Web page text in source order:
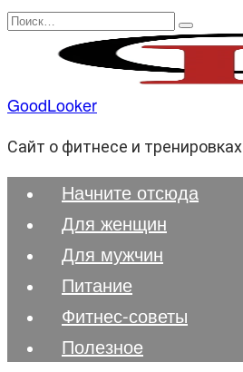
Перейти
содержанию
Search
GoodLooker
Сайт о фитнесе и тренировках
Начните отсюда
Для женщин
Для мужчин
Питание
Фитнес-советы
Полезноe